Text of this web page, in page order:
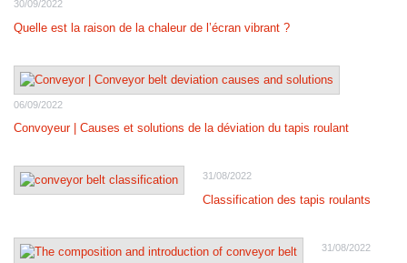
30/09/2022
Quelle est la raison de la chaleur de l’écran vibrant ?
06/09/2022
Convoyeur | Causes et solutions de la déviation du tapis roulant
31/08/2022
Classification des tapis roulants
31/08/2022